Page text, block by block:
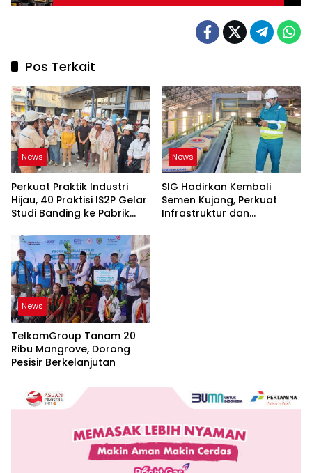
Pos Terkait
News
Perkuat Praktik Industri
Hijau, 40 Praktisi IS2P Gelar
Studi Banding ke Pabrik
News
SIG Hadirkan Kembali
Semen Kujang, Perkuat
Infrastruktur dan
News
TelkomGroup Tanam 20
Ribu Mangrove, Dorong
Pesisir Berkelanjutan